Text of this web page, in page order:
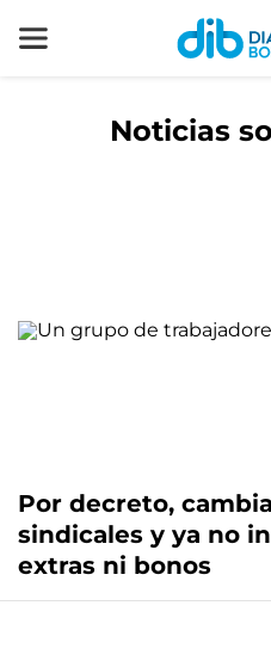
Noticias
Por decreto,
sindicales y ya no
extras ni bonos